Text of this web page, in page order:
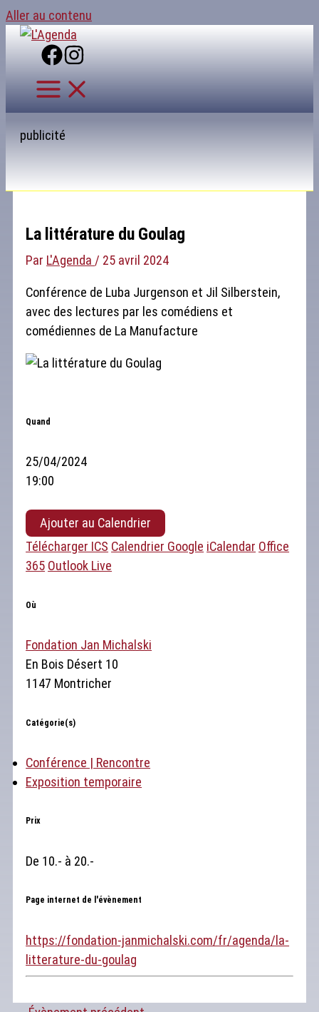
Aller au contenu
publicité
La littérature du Goulag
Par L'Agenda / 25 avril 2024
Conférence de Luba Jurgenson et Jil Silberstein,
avec des lectures par les comédiens et
comédiennes de La Manufacture
Quand
25/04/2024
19:00
Ajouter au Calendrier
Télécharger ICS Calendrier Google iCalendar Office
365 Outlook Live
Où
Fondation Jan Michalski
En Bois Désert 10
1147 Montricher
Catégorie(s)
Conférence | Rencontre
Exposition temporaire
Prix
De 10.- à 20.-
Page internet de l'évènement
https://fondation-janmichalski.com/fr/agenda/la-
litterature-du-goulag